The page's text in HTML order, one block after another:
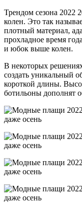
Трендом сезона 2022
колен. Это так
плотный материал,
прохладное время
и юбок выше колен.
В некоторых
создать уникальный
короткой длины.
ботильоны дополнят